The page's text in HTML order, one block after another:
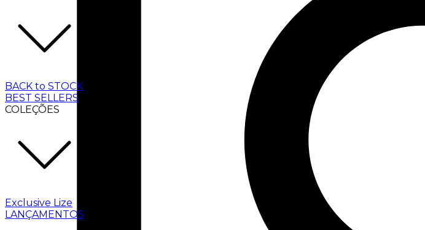
BACK to STOCK
BEST SELLERS
COLEÇÕES
Exclusive Lize
LANÇAMENTOS